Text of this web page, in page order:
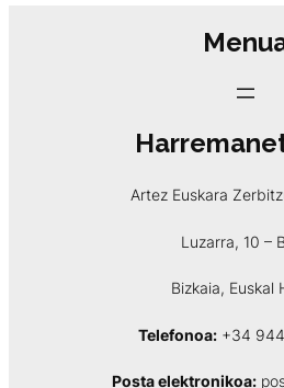
Artez Euskara
Luzarra, 10 –
Bizkaia, Euskal
Telefonoa: +34
Posta elektronikoa: